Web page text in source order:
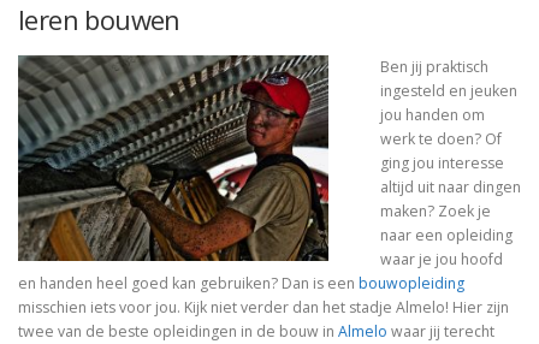
leren bouwen
Ben jij praktisch
ingesteld en jeuken
jou handen om
werk te doen? Of
ging jou interesse
altijd uit naar dingen
maken? Zoek je
naar een opleiding
waar je jou hoofd
en handen heel goed kan gebruiken? Dan is een bouwopleiding
misschien iets voor jou. Kijk niet verder dan het stadje Almelo! Hier zijn
twee van de beste opleidingen in de bouw in Almelo waar jij terecht